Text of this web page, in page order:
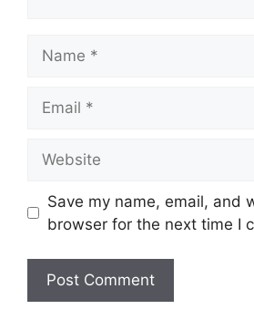
Save my name, email, and
browser for the next time I